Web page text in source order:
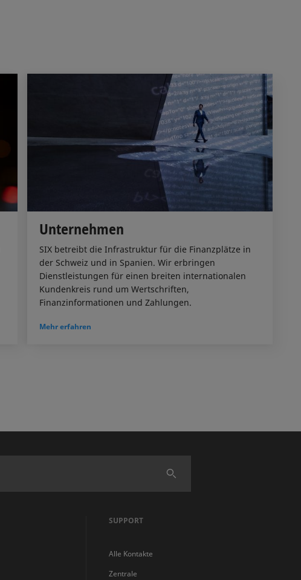
Unternehmen
SIX betreibt die Infrastruktur für die Finanzplätze in
der Schweiz und in Spanien. Wir erbringen
Dienstleistungen für einen breiten internationalen
Kundenkreis rund um Wertschriften,
Finanzinformationen und Zahlungen.
Mehr erfahren
Finden
SUPPORT
Alle Kontakte
Zentrale